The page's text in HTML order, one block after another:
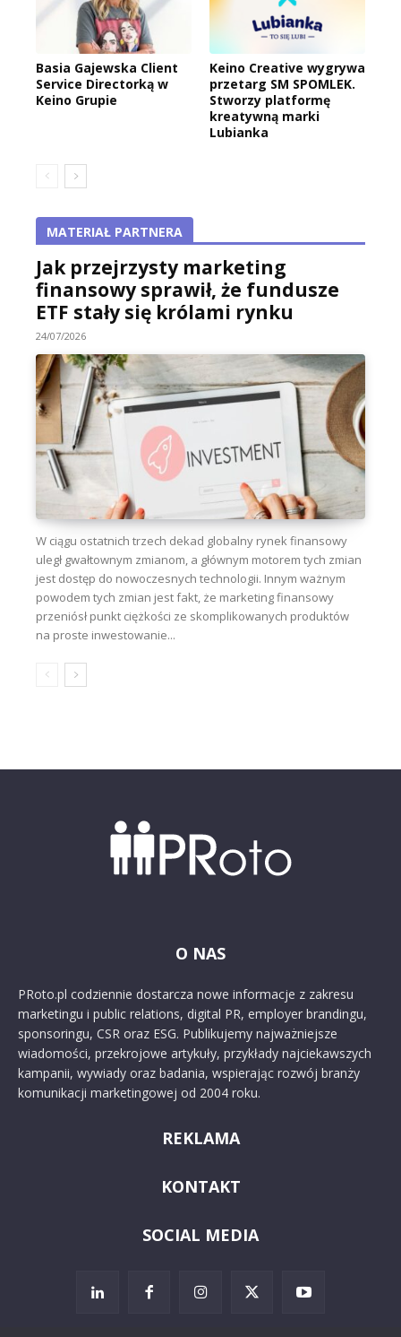
Basia Gajewska Client
Service Directorką w
Keino Grupie
Keino Creative wygrywa
przetarg SM SPOMLEK.
Stworzy platformę
kreatywną marki
Lubianka
MATERIAŁ PARTNERA
Jak przejrzysty marketing
finansowy sprawił, że fundusze
ETF stały się królami rynku
24/07/2026
W ciągu ostatnich trzech dekad globalny rynek finansowy
uległ gwałtownym zmianom, a głównym motorem tych zmian
jest dostęp do nowoczesnych technologii. Innym ważnym
powodem tych zmian jest fakt, że marketing finansowy
przeniósł punkt ciężkości ze skomplikowanych produktów
na proste inwestowanie...
O NAS
PRoto.pl codziennie dostarcza nowe informacje z zakresu
marketingu i public relations, digital PR, employer brandingu,
sponsoringu, CSR oraz ESG. Publikujemy najważniejsze
wiadomości, przekrojowe artykuły, przykłady najciekawszych
kampanii, wywiady oraz badania, wspierając rozwój branży
komunikacji marketingowej od 2004 roku.
REKLAMA
KONTAKT
SOCIAL MEDIA